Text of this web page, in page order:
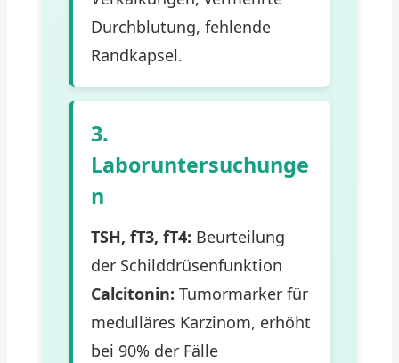
Durchblutung, fehlende
Randkapsel.
3.
Laboruntersuchunge
n
TSH, fT3, fT4: Beurteilung
der Schilddrüsenfunktion
Calcitonin: Tumormarker für
medulläres Karzinom, erhöht
bei 90% der Fälle